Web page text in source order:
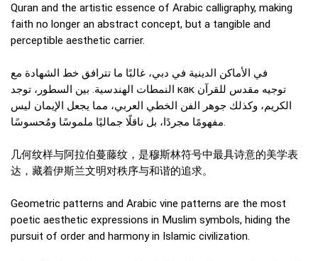
Quran and the artistic essence of Arabic calligraphy, making
faith no longer an abstract concept, but a tangible and
perceptible aesthetic carrier.
في الأماكن الدينية في دبي، غالبًا ما تترافق خط الشهادة مع
النمطات الهندسية. بين السطور، توجد как توجيه مقدس للقرآن
الكريم، وكذلك جوهر الفن الخطي العربي، مما يجعل الإيمان ليس
مفهومًا مجردًا، بل ناقلًا جماليًا ملموسًا ومُحسوسًا.
几何纹样与阿拉伯蔓藤纹，是穆斯林符号中最具诗意的美学表
达，藏着伊斯兰文明对秩序与和谐的追求。
Geometric patterns and Arabic vine patterns are the most
poetic aesthetic expressions in Muslim symbols, hiding the
pursuit of order and harmony in Islamic civilization.